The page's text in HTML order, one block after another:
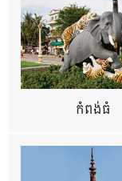
កំពង់ធំ